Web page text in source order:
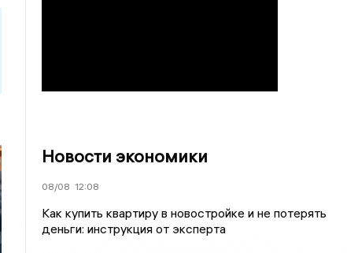
Новости экономики
08/08 12:08
Как купить квартиру в новостройке и не потерять
деньги: инструкция от эксперта